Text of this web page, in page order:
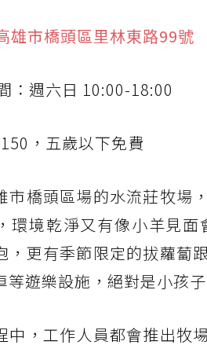
雄市橋頭區里林東路99號
週六日 10:00-18:00
，五歲以下免費
市橋頭區場的水流莊牧場
環境乾淨又有像小羊見
，更有季節限定的拔蘿蔔
等遊樂設施，絕對是小孩子
中，工作人員都會推出牧